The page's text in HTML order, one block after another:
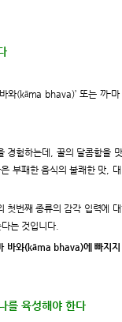
와(kāma bhava)’ 또는 까-
험하는데, 꿀의 달콤함을
부패한 음식의 불쾌한 맛,
번째 종류의 감각 입력에
는 것입니다.
바와(kāma bhava)에 빠지
를 육성해야 한다